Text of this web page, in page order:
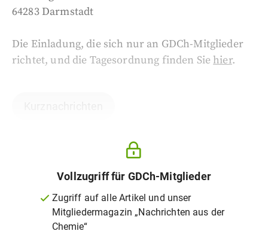
64283 Darmstadt
Die Einladung, die sich nur an GDCh-Mitglieder
richtet, und die Tagesordnung finden Siehier.
Vollzugriff für GDCh-Mitglieder
Zugriff auf alle Artikel und unser
Mitgliedermagazin „Nachrichten aus der
Chemie“